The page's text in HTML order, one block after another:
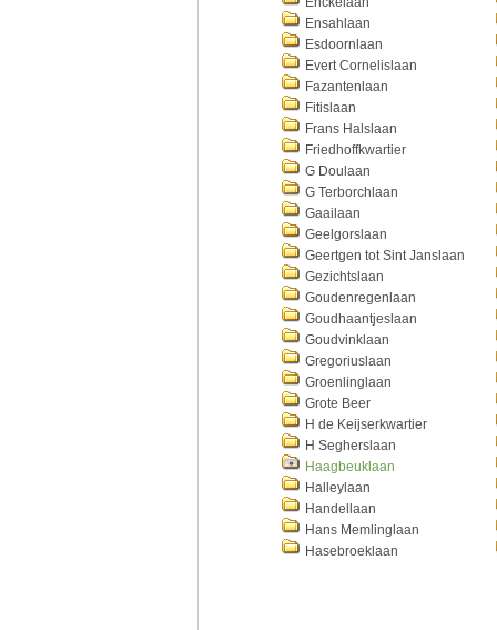
Ensahlaan
Esdoornlaan
Evert Cornelislaan
Fazantenlaan
Fitislaan
Frans Halslaan
Friedhoffkwartier
G Doulaan
G Terborchlaan
Gaailaan
Geelgorslaan
Geertgen tot Sint Janslaan
Gezichtslaan
Goudenregenlaan
Goudhaantjeslaan
Goudvinklaan
Gregoriuslaan
Groenlinglaan
Grote Beer
H de Keijserkwartier
H Segherslaan
Haagbeuklaan
Halleylaan
Handellaan
Hans Memlinglaan
Hasebroeklaan